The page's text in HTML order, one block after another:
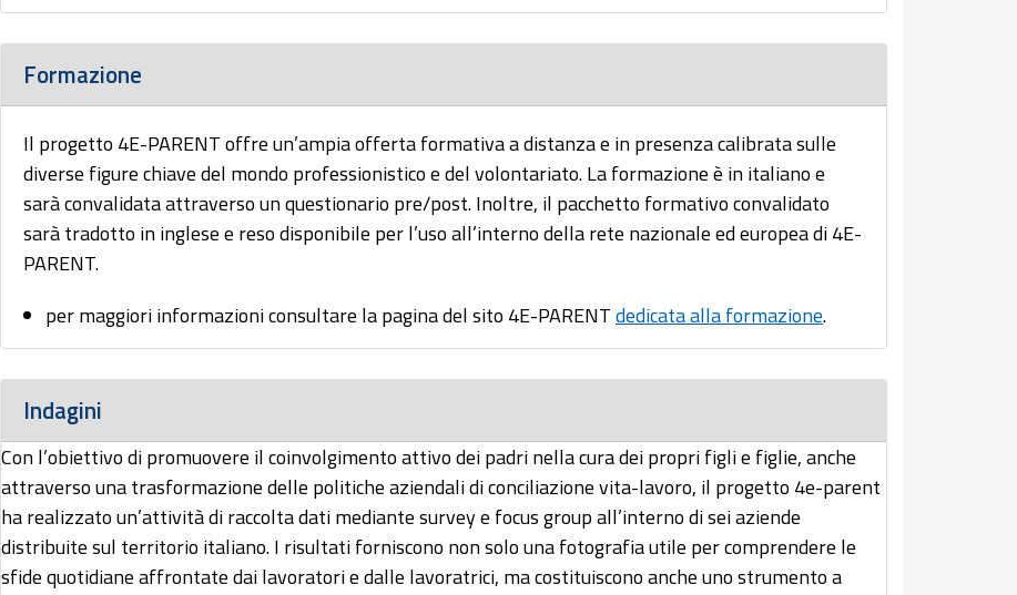
Formazione
Il progetto 4E-PARENT offre un’ampia offerta formativa a distanza e in presenza calibrata sulle
diverse figure chiave del mondo professionistico e del volontariato. La formazione è in italiano e
sarà convalidata attraverso un questionario pre/post. Inoltre, il pacchetto formativo convalidato
sarà tradotto in inglese e reso disponibile per l’uso all’interno della rete nazionale ed europea di 4E-
PARENT.
per maggiori informazioni consultare la pagina del sito 4E-PARENTdedicata alla formazione.
Indagini
Con l’obiettivo di promuovere il coinvolgimento attivo dei padri nella cura dei propri figli e figlie, anche
attraverso una trasformazione delle politiche aziendali di conciliazione vita-lavoro, il progetto 4e-parent
ha realizzato un’attività di raccolta dati mediante survey e focus group all’interno di sei aziende
distribuite sul territorio italiano. I risultati forniscono non solo una fotografia utile per comprendere le
sfide quotidiane affrontate dai lavoratori e dalle lavoratrici, ma costituiscono anche uno strumento a